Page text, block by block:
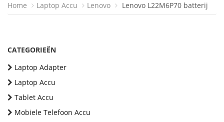
Home Laptop Accu Lenovo Lenovo L22M6P70 batterij
CATEGORIEËN
Laptop Adapter
Laptop Accu
Tablet Accu
Mobiele Telefoon Accu